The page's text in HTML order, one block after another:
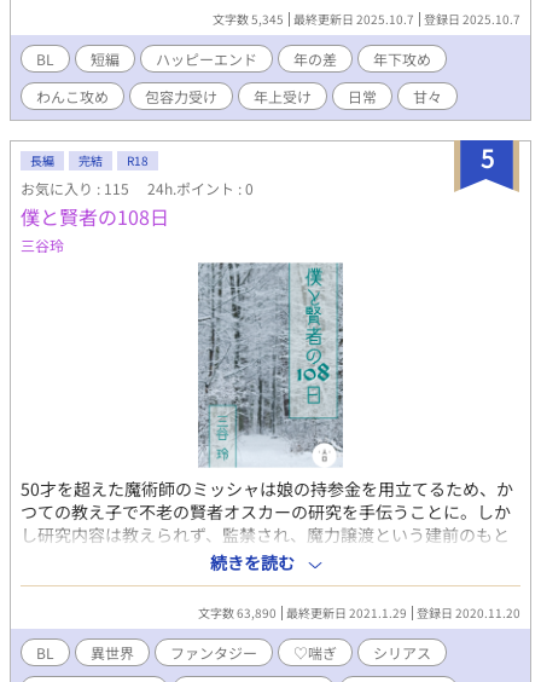
文字数 5,345 最終更新日 2025.10.7 登録日 2025.10.7
BL 短編 ハッピーエンド 年の差
年下攻め
わんこ攻め
包容力受け 年上受け 日常 甘々
5
長編 完結 R18
お気に入り : 115 24h.ポイント : 0
僕と賢者の108日
三谷玲
50才を超えた魔術師のミッシャは娘の持参金を用立てるため、か
つての教え子で不老の賢者オスカーの研究を手伝うことに。しか
し研究内容は教えられず、監禁され、魔力譲渡という建前のもと
強姦される。「オスカーは僕に復讐するつもりだ」。20年前オス
カーから逃げ出したミッシャは、贖罪のつもりでオスカーに身を
任せることに。 オスカーの研究とは？真の目的とは？ 年下執着攻
め×年上包容力受け（見た目だけなら20歳×50歳）の年の差CPに
よる監禁両片思い。 シリアス、痛い描写あり。圧倒的ハピエン。
続きを読む
文字数 63,890 最終更新日 2021.1.29 登録日 2020.11.20
BL 異世界 ファンタジー ♡喘ぎ
シリアス